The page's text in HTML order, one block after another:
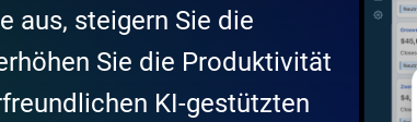
aus, steigern Sie die
Sie die Produktivität
KI-gestützten